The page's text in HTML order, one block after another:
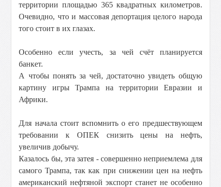
территории площадью 365 квадратных километров.
Очевидно, что и массовая депортация целого народа
того стоит в их глазах.
Особенно если учесть, за чей счёт планируется
банкет.
А чтобы понять за чей, достаточно увидеть общую
картину игры Трампа на территории Евразии и
Африки.
Для начала стоит вспомнить о его предшествующем
требовании к ОПЕК снизить цены на нефть,
увеличив добычу.
Казалось бы, эта затея - совершенно неприемлема для
самого Трампа, так как при снижении цен на нефть
американский нефтяной экспорт станет не особенно